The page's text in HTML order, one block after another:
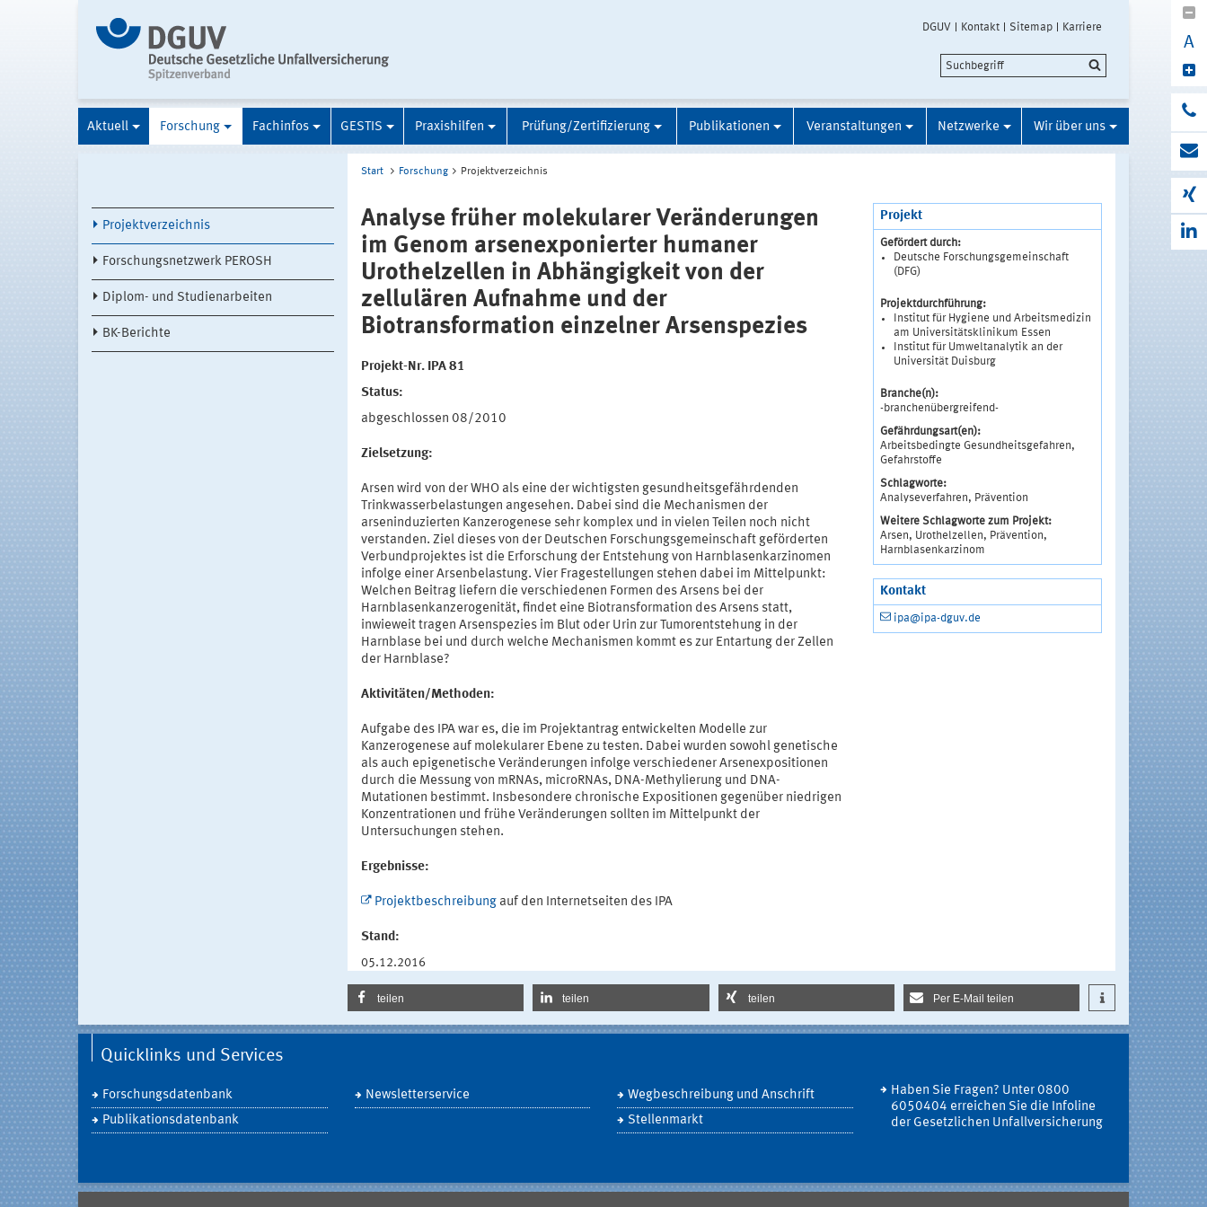
DGUV Kontakt Sitemap Karriere
A
Aktuell Forschung Fachinfos GESTIS Praxishilfen Prüfung/Zertifizierung Publikationen Veranstaltungen Netzwerke Wir über uns
Projektverzeichnis
Forschungsnetzwerk PEROSH
Diplom- und Studienarbeiten
BK-Berichte
Start Forschung Projektverzeichnis
Analyse früher molekularer Veränderungen
im Genom arsenexponierter humaner
Urothelzellen in Abhängigkeit von der
zellulären Aufnahme und der
Biotransformation einzelner Arsenspezies
Projekt-Nr. IPA 81
Status:
abgeschlossen 08/2010
Zielsetzung:
Arsen wird von der WHO als eine der wichtigsten gesundheitsgefährdenden
Trinkwasserbelastungen angesehen. Dabei sind die Mechanismen der
arseninduzierten Kanzerogenese sehr komplex und in vielen Teilen noch nicht
verstanden. Ziel dieses von der Deutschen Forschungsgemeinschaft geförderten
Verbundprojektes ist die Erforschung der Entstehung von Harnblasenkarzinomen
infolge einer Arsenbelastung. Vier Fragestellungen stehen dabei im Mittelpunkt:
Welchen Beitrag liefern die verschiedenen Formen des Arsens bei der
Harnblasenkanzerogenität, findet eine Biotransformation des Arsens statt,
inwieweit tragen Arsenspezies im Blut oder Urin zur Tumorentstehung in der
Harnblase bei und durch welche Mechanismen kommt es zur Entartung der Zellen
der Harnblase?
Aktivitäten/Methoden:
Aufgabe des IPA war es, die im Projektantrag entwickelten Modelle zur
Kanzerogenese auf molekularer Ebene zu testen. Dabei wurden sowohl genetische
als auch epigenetische Veränderungen infolge verschiedener Arsenexpositionen
durch die Messung von mRNAs, microRNAs, DNA-Methylierung und DNA-
Mutationen bestimmt. Insbesondere chronische Expositionen gegenüber niedrigen
Konzentrationen und frühe Veränderungen sollten im Mittelpunkt der
Untersuchungen stehen.
Ergebnisse:
Projektbeschreibung auf den Internetseiten des IPA
Stand:
05.12.2016
Projekt
Gefördert durch:
Deutsche Forschungsgemeinschaft
(DFG)
Projektdurchführung:
Institut für Hygiene und Arbeitsmedizin
am Universitätsklinikum Essen
Institut für Umweltanalytik an der
Universität Duisburg
Branche(n):
-branchenübergreifend-
Gefährdungsart(en):
Arbeitsbedingte Gesundheitsgefahren,
Gefahrstoffe
Schlagworte:
Analyseverfahren, Prävention
Weitere Schlagworte zum Projekt:
Arsen, Urothelzellen, Prävention,
Harnblasenkarzinom
Kontakt
ipa@ipa-dguv.de
teilen teilen teilen Per E-Mail teilen
Quicklinks und Services
Forschungsdatenbank
Publikationsdatenbank
Newsletterservice
Wegbeschreibung und Anschrift
Stellenmarkt
Haben Sie Fragen? Unter 0800
6050404 erreichen Sie die Infoline
der Gesetzlichen Unfallversicherung